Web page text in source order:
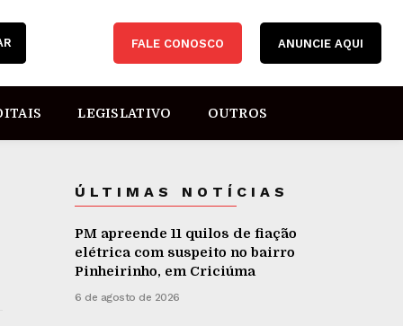
FALE CONOSCO ANUNCIE AQUI
LEGISLATIVO OUTROS
ÚLTIMAS NOTÍCIAS
PM apreende 11 quilos de fiação
elétrica com suspeito no bairro
Pinheirinho, em Criciúma
6 de agosto de 2026